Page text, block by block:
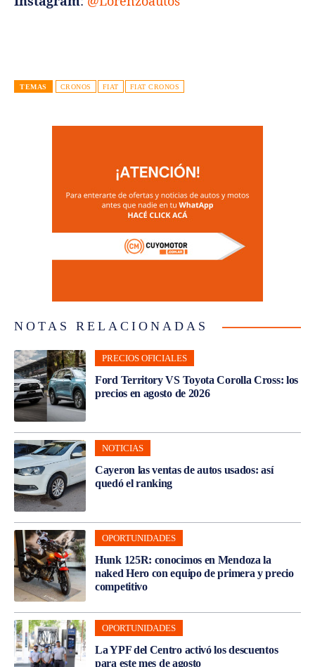
TEMAS CRONOS FIAT FIAT CRONOS
NOTAS RELACIONADAS
PRECIOS OFICIALES
Ford Territory VS Toyota Corolla Cross: los
precios en agosto de 2026
NOTICIAS
Cayeron las ventas de autos usados: así
quedó el ranking
OPORTUNIDADES
Hunk 125R: conocimos en Mendoza la
naked Hero con equipo de primera y precio
competitivo
OPORTUNIDADES
La YPF del Centro activó los descuentos
para este mes de agosto